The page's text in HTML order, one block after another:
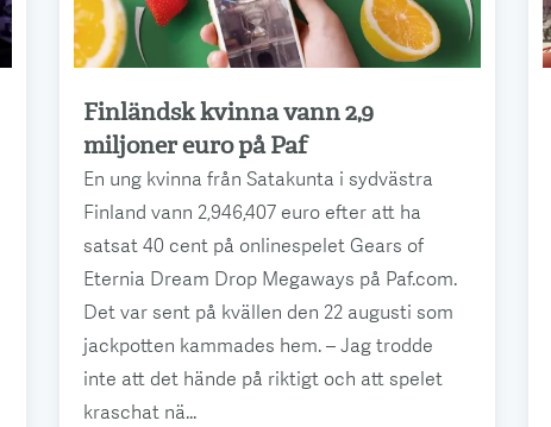
Finländsk kvinna vann 2,9
miljoner euro på Paf
En ung kvinna från Satakunta i sydvästra
Finland vann 2,946,407 euro efter att ha
satsat 40 cent på onlinespelet Gears of
Eternia Dream Drop Megaways på Paf.com.
Det var sent på kvällen den 22 augusti som
jackpotten kammades hem. – Jag trodde
inte att det hände på riktigt och att spelet
kraschat nä...
Läs mer